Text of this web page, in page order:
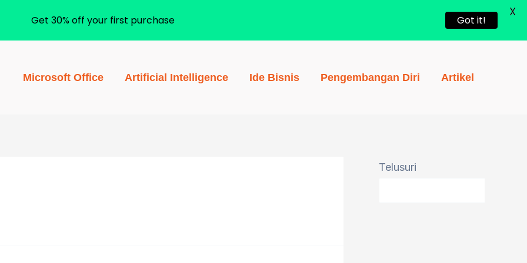
Microsoft Office Artificial Intelligence Ide Bisnis Pengembangan Diri Artikel
Telusuri
Get 30% off your first purchase Got it!
X